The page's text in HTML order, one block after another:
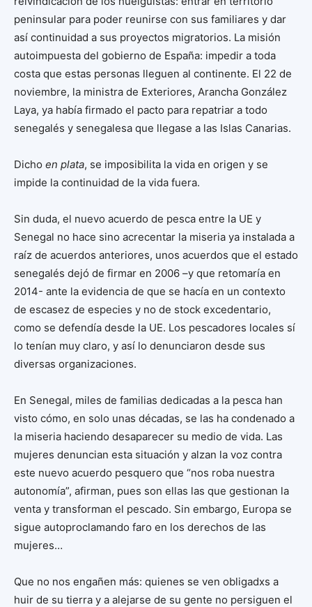
peninsular para poder reunirse con sus familiares y dar
así continuidad a sus proyectos migratorios. La misión
autoimpuesta del gobierno de España: impedir a toda
costa que estas personas lleguen al continente. El 22 de
noviembre, la ministra de Exteriores, Arancha González
Laya, ya había firmado el pacto para repatriar a todo
senegalés y senegalesa que llegase a las Islas Canarias.
Dicho en plata, se imposibilita la vida en origen y se
impide la continuidad de la vida fuera.
Sin duda, el nuevo acuerdo de pesca entre la UE y
Senegal no hace sino acrecentar la miseria ya instalada a
raíz de acuerdos anteriores, unos acuerdos que el estado
senegalés dejó de firmar en 2006 –y que retomaría en
2014- ante la evidencia de que se hacía en un contexto
de escasez de especies y no de stock excedentario,
como se defendía desde la UE. Los pescadores locales sí
lo tenían muy claro, y así lo denunciaron desde sus
diversas organizaciones.
En Senegal, miles de familias dedicadas a la pesca han
visto cómo, en solo unas décadas, se las ha condenado a
la miseria haciendo desaparecer su medio de vida. Las
mujeres denuncian esta situación y alzan la voz contra
este nuevo acuerdo pesquero que “nos roba nuestra
autonomía”, afirman, pues son ellas las que gestionan la
venta y transforman el pescado. Sin embargo, Europa se
sigue autoproclamando faro en los derechos de las
mujeres…
Que no nos engañen más: quienes se ven obligadxs a
huir de su tierra y a alejarse de su gente no persiguen el